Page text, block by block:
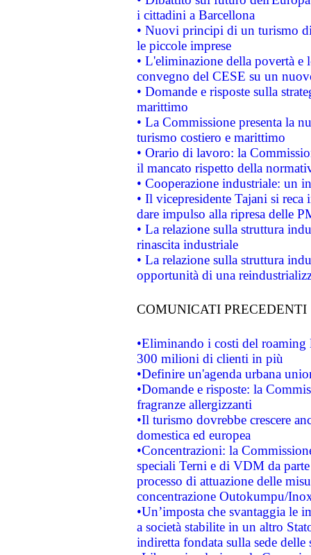
i cittadini a Barcellona
• Nuovi principi di un turismo
le piccole imprese
• L'eliminazione della povertà
convegno del CESE su un
• Domande e risposte sulla
marittimo
• La Commissione presenta la
turismo costiero e marittimo
• Orario di lavoro: la
il mancato rispetto della
• Cooperazione industriale: un
• Il vicepresidente Tajani si
dare impulso alla ripresa delle
• La relazione sulla struttura
rinascita industriale
• La relazione sulla struttura
opportunità di una
COMUNICATI PRECEDENTI
•Eliminando i costi del roaming
300 milioni di clienti in più
•Definire un'agenda urbana
•Domande e risposte: la
fragranze allergizzanti
•Il turismo dovrebbe crescere
domestica ed europea
•Concentrazioni: la
speciali Terni e di VDM da
processo di attuazione delle
concentrazione Outokumpu/
•Un’imposta che svantaggia le
a società stabilite in un altro
indiretta fondata sulla sede delle